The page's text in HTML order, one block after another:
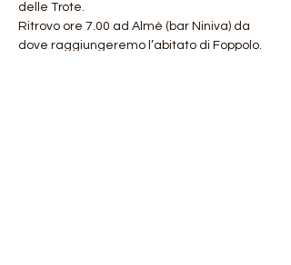
delle Trote.
Ritrovo ore 7.00 ad Almè (bar Niniva) da
dove raggiungeremo l’abitato di Foppolo.